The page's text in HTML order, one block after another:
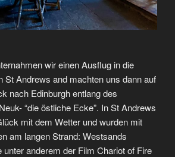
wir einen Ausflug in die
St Andrews and machten uns dann auf
nach Edinburgh entlang des
“die östliche Ecke”. In St Andrews
mit dem Wetter und wurden mit
am langen Strand: Westsands
unter anderem der Film Chariot of Fire